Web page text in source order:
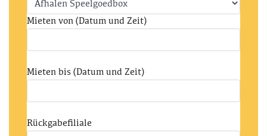
Mieten von (Datum und Zeit)
Mieten bis (Datum und Zeit)
Rückgabefiliale